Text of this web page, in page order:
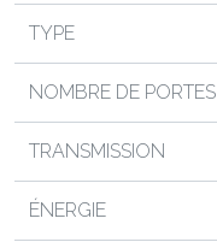
TYPE
NOMBRE DE PORTES
TRANSMISSION
ÉNERGIE